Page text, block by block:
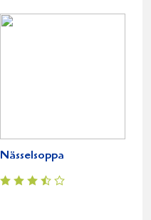
Nässelsoppa